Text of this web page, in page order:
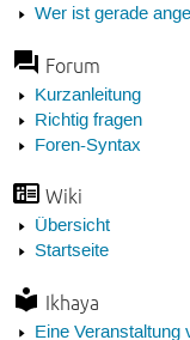
Wer ist gerade
Forum
Kurzanleitung
Richtig fragen
Foren-Syntax
Wiki
Übersicht
Startseite
Ikhaya
Eine Veranstaltung